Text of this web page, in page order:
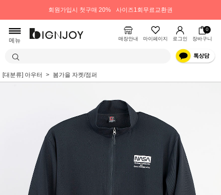
회원가입시 첫구매 20% 사이즈1회무료교환권
메뉴 매장안내 마이페이지 로그인
0
장바구니
[대분류] 아우터 봄가을 자켓/점퍼